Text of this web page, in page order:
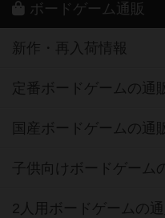
ボードゲーム通販
新作・再入荷情報
定番ボードゲームの通
国産ボードゲームの通
子供向けボードゲーム
2人用ボードゲームの